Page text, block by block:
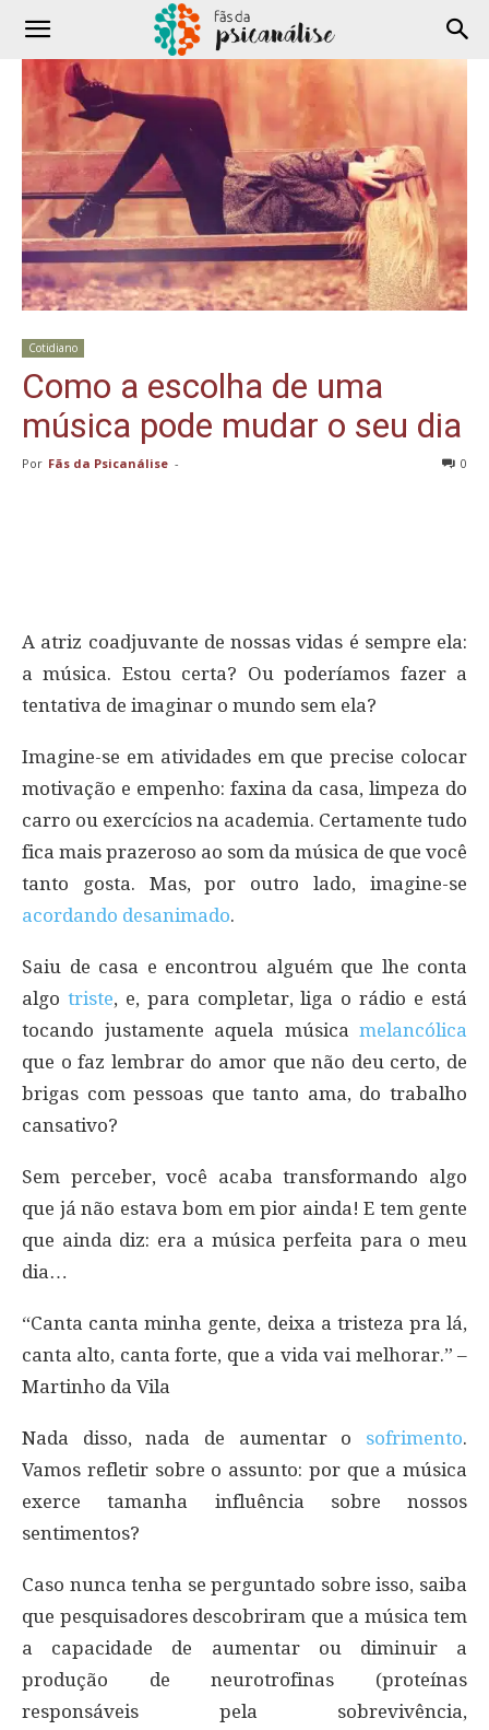
Cotidiano
Como a escolha de uma
música pode mudar o seu dia
Por Fãs da Psicanálise - 0
A atriz coadjuvante de nossas vidas é sempre ela:
a música. Estou certa? Ou poderíamos fazer a
tentativa de imaginar o mundo sem ela?
Imagine-se em atividades em que precise colocar
motivação e empenho: faxina da casa, limpeza do
carro ou exercícios na academia. Certamente tudo
fica mais prazeroso ao som da música de que você
tanto gosta. Mas, por outro lado, imagine-se
acordando desanimado.
Saiu de casa e encontrou alguém que lhe conta
algo triste, e, para completar, liga o rádio e está
tocando justamente aquela música melancólica
que o faz lembrar do amor que não deu certo, de
brigas com pessoas que tanto ama, do trabalho
cansativo?
Sem perceber, você acaba transformando algo
que já não estava bom em pior ainda! E tem gente
que ainda diz: era a música perfeita para o meu
dia…
“Canta canta minha gente, deixa a tristeza pra lá,
canta alto, canta forte, que a vida vai melhorar.” –
Martinho da Vila
Nada disso, nada de aumentar o sofrimento.
Vamos refletir sobre o assunto: por que a música
exerce tamanha influência sobre nossos
sentimentos?
Caso nunca tenha se perguntado sobre isso, saiba
que pesquisadores descobriram que a música tem
a capacidade de aumentar ou diminuir a
produção de neurotrofinas (proteínas
responsáveis pela sobrevivência,